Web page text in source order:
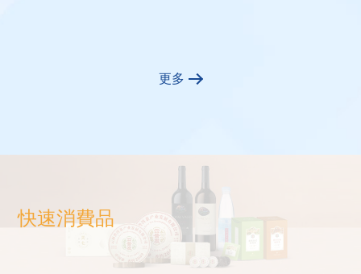
更多
快速消費品